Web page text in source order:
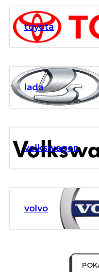
toyota
lada
volkswagen
volvo